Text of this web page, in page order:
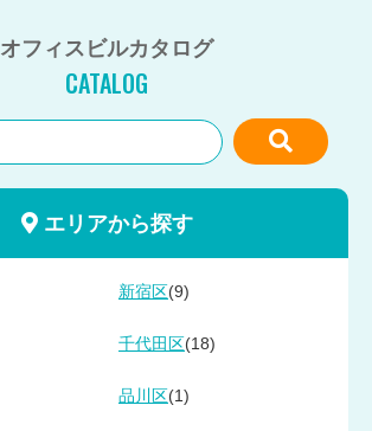
オフィスビルカタログ
CATALOG
エリアから探す
新宿区 (9)
千代田区 (18)
品川区 (1)